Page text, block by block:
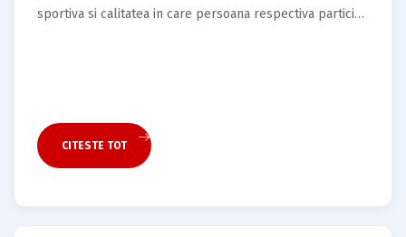
sportiva si calitatea in care persoana respectiva participa
CITESTE TOT